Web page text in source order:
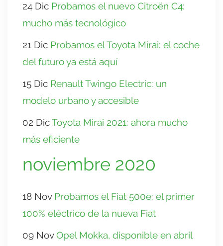
24 Dic Probamos el nuevo Citroën C4:
mucho más tecnológico
21 Dic Probamos el Toyota Mirai: el coche
del futuro ya está aquí
15 Dic Renault Twingo Electric: un
modelo urbano y accesible
02 DicToyota Mirai 2021: ahora mucho
más eficiente
noviembre 2020
18 Nov Probamos el Fiat 500e: el primer
100% eléctrico de la nueva Fiat
09 Nov Opel Mokka, disponible en abril